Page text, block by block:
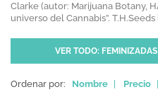
Clarke (autor: Marijuana Botany,
universo del Cannabis”. T.H.Seeds
VER TODO: FEMINIZADAS
Ordenar por: Nombre Precio